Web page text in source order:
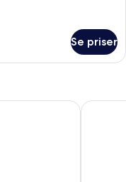
Se priser
Access Lara